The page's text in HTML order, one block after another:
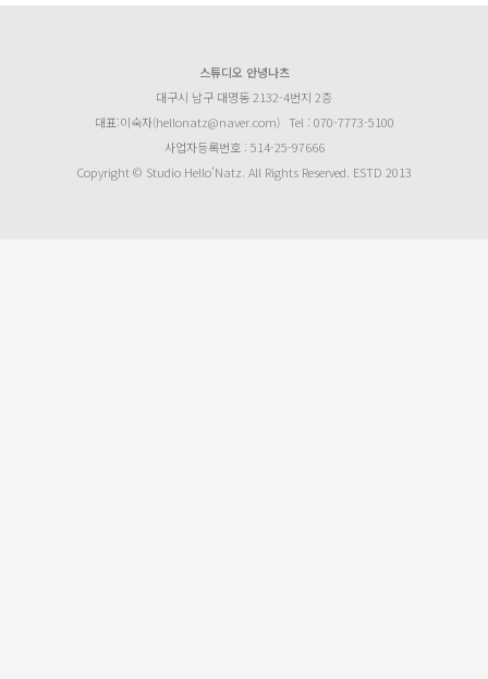
스튜디오 안녕나츠
대구시 남구 대명동 2132-4번지 2층
대표:이숙자(hellonatz@naver.com) Tel : 070-7773-5100
사업자등록번호 : 514-25-97666
Copyright © Studio Hello’Natz. All Rights Reserved. ESTD 2013